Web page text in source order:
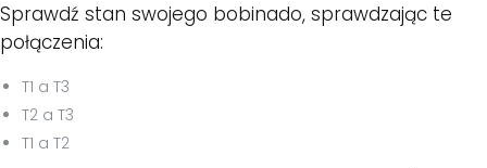
Sprawdź stan swojego bobinado, sprawdzając te
połączenia:
T1 a T3
T2 a T3
T1 a T2